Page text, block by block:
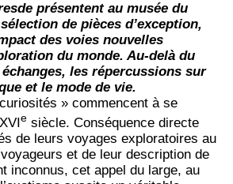
présentent au musée du
de pièces d’exception,
des voies nouvelles
du monde. Au-delà du
les répercussions sur
et le mode de vie.
» commencent à se
e siècle. Conséquence directe
de leurs voyages exploratoires au
et de leur description de
inconnus, cet appel du large, au